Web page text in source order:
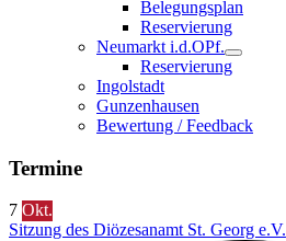
Belegungsplan
Reservierung
Neumarkt i.d.OPf.
Reservierung
Ingolstadt
Gunzenhausen
Bewertung / Feedback
Termine
7 Okt.
Sitzung des Diözesanamt St. Georg e.V.